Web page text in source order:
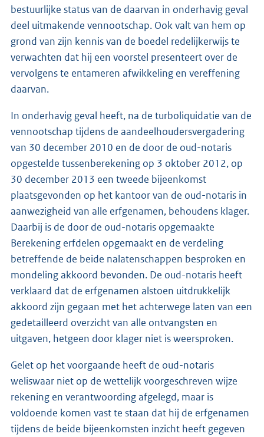
bestuurlijke status van de daarvan in onderhavig geval
deel uitmakende vennootschap. Ook valt van hem op
grond van zijn kennis van de boedel redelijkerwijs te
verwachten dat hij een voorstel presenteert over de
vervolgens te entameren afwikkeling en vereffening
daarvan.
In onderhavig geval heeft, na de turboliquidatie van de
vennootschap tijdens de aandeelhoudersvergadering
van 30 december 2010 en de door de oud-notaris
opgestelde tussenberekening op 3 oktober 2012, op
30 december 2013 een tweede bijeenkomst
plaatsgevonden op het kantoor van de oud-notaris in
aanwezigheid van alle erfgenamen, behoudens klager.
Daarbij is de door de oud-notaris opgemaakte
Berekening erfdelen opgemaakt en de verdeling
betreffende de beide nalatenschappen besproken en
mondeling akkoord bevonden. De oud-notaris heeft
verklaard dat de erfgenamen alstoen uitdrukkelijk
akkoord zijn gegaan met het achterwege laten van een
gedetailleerd overzicht van alle ontvangsten en
uitgaven, hetgeen door klager niet is weersproken.
Gelet op het voorgaande heeft de oud-notaris
weliswaar niet op de wettelijk voorgeschreven wijze
rekening en verantwoording afgelegd, maar is
voldoende komen vast te staan dat hij de erfgenamen
tijdens de beide bijeenkomsten inzicht heeft gegeven